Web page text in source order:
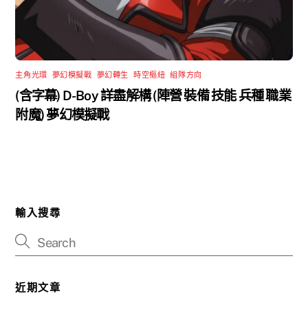
主角光環 夢幻模擬戰 夢幻轉生 時空樞紐 ,組隊方向
(含字幕) D-Boy 詳盡解構 (陣營 裝備 技能 兵種 職業
附魔) 夢幻模擬戰
輸入搜尋
近期文章